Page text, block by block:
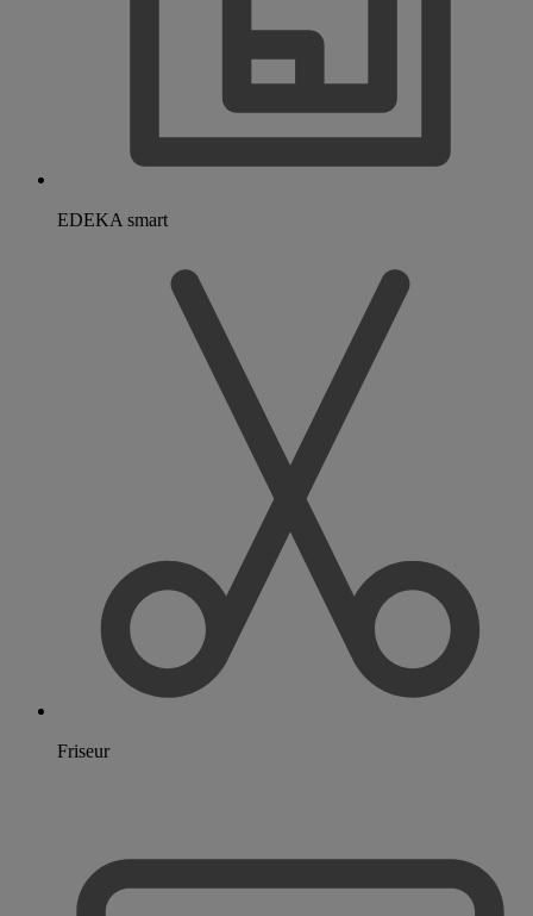
EDEKA smart
Friseur